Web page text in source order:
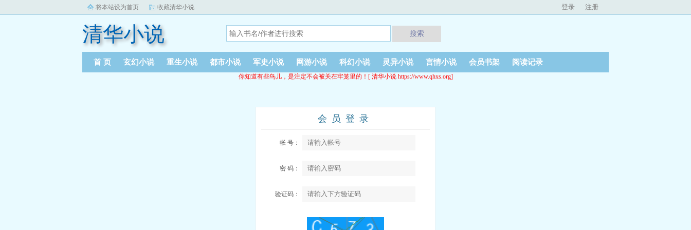
将本站设为首页 收藏清华小说 登录 注册
清华小说 搜索
首 页 玄幻小说 重生小说 都市小说 军史小说 网游小说 科幻小说 灵异小说 言情小说 会员书架 阅读记录
你知道有些鸟儿，是注定不会被关在牢笼里的！[ 清华小说 https://www.qhxs.org]
会员登录
帐 号：
密 码：
验证码：